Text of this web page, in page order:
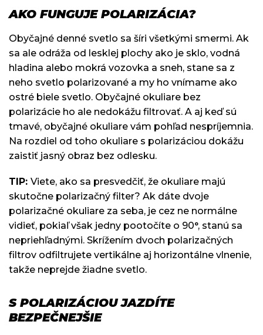
AKO FUNGUJE POLARIZÁCIA?
Obyčajné denné svetlo sa šíri všetkými smermi. Ak
sa ale odráža od lesklej plochy ako je sklo, vodná
hladina alebo mokrá vozovka a sneh, stane sa z
neho svetlo polarizované a my ho vnímame ako
ostré biele svetlo. Obyčajné okuliare bez
polarizácie ho ale nedokážu filtrovať. A aj keď sú
tmavé, obyčajné okuliare vám pohľad nespríjemnia.
Na rozdiel od toho okuliare s polarizáciou dokážu
zaistiť jasný obraz bez odlesku.
TIP: Viete, ako sa presvedčiť, že okuliare majú
skutočne polarizačný filter? Ak dáte dvoje
polarizačné okuliare za seba, je cez ne normálne
vidieť, pokiaľ však jedny pootočíte o 90°, stanú sa
nepriehľadnými. Skrížením dvoch polarizačných
filtrov odfiltrujete vertikálne aj horizontálne vlnenie,
takže neprejde žiadne svetlo.
S POLARIZÁCIOU JAZDÍTE
BEZPEČNEJŠIE